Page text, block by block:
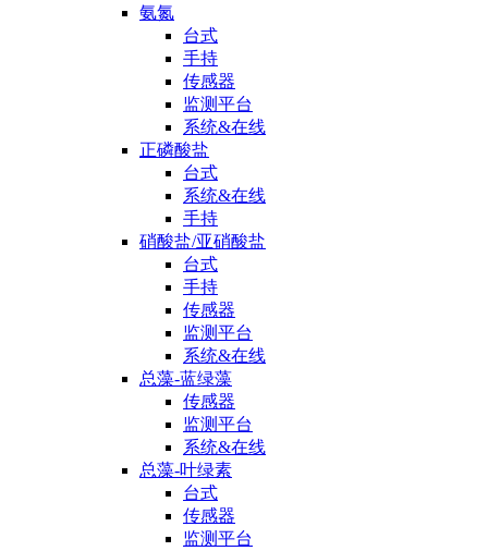
氨氮
台式
手持
传感器
监测平台
系统&在线
正磷酸盐
台式
系统&在线
手持
硝酸盐/亚硝酸盐
台式
手持
传感器
监测平台
系统&在线
总藻-蓝绿藻
传感器
监测平台
系统&在线
总藻-叶绿素
台式
传感器
监测平台